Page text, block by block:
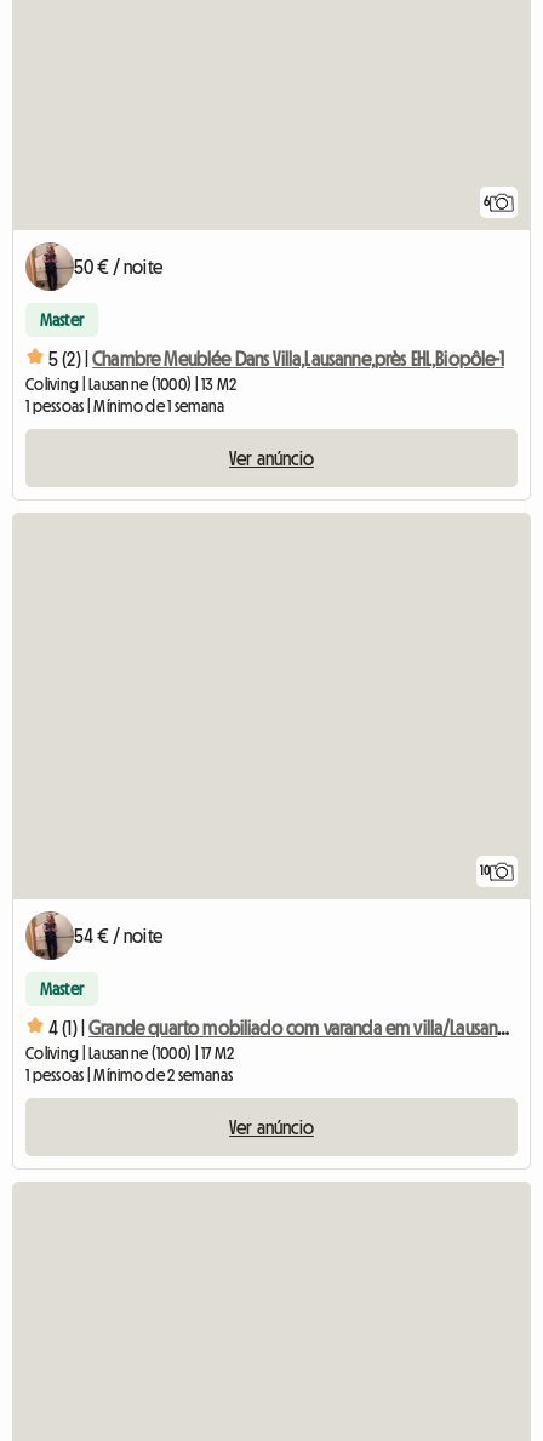
6
50 € / noite
Master
5 (2) | Chambre Meublée Dans Villa,Lausanne,près EHL,Biopôle-1
Coliving | Lausanne (1000) | 13 M2
1 pessoas | Mínimo de 1 semana
Ver anúncio
10
54 € / noite
Master
4 (1) | Grande quarto mobiliado com varanda em villa/Lausanne-3
Coliving | Lausanne (1000) | 17 M2
1 pessoas | Mínimo de 2 semanas
Ver anúncio